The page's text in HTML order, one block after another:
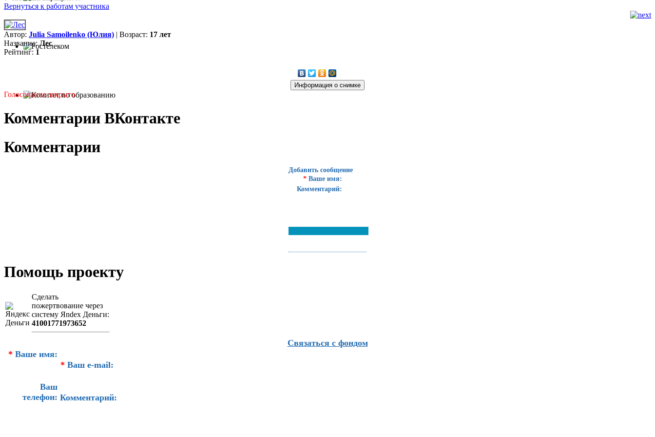
Вернуться к работам участника
Автор: Julia Samoilenko (Юлия) | Возраст: 17 лет
Название:Лес
Рейтинг: 1
Голосование закрыто
Комментарии ВКонтакте
Комментарии
Добавить сообщение
* Ваше имя:
Комментарий:
Помощь проекту
Сделать
пожертвование через
систeму Яndex Деньги:
41001771973652
Связаться с фондом
* Ваше имя:
* Ваш e-mail:
Ваш
телефон: Комментарий: